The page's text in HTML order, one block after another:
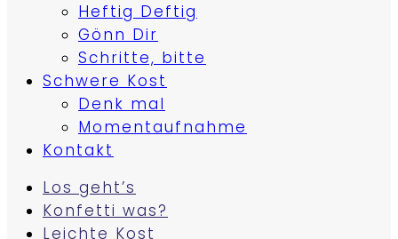
Heftig Deftig
Gönn Dir
Schritte, bitte
Schwere Kost
Denk mal
Momentaufnahme
Kontakt
Los geht’s
Konfetti was?
Leichte Kost